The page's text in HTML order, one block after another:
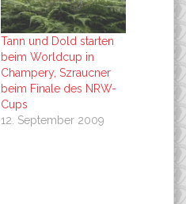
Tann und Dold starten
beim Worldcup in
Champery, Szraucner
beim Finale des NRW-
Cups
12. September 2009